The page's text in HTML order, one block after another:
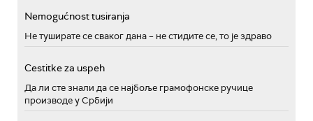
Nemogućnost tusiranja
Не туширате се сваког дана – не стидите се, то је здраво
Cestitke za uspeh
Да ли сте знали да се најбоље грамофонске ручице
производе у Србији